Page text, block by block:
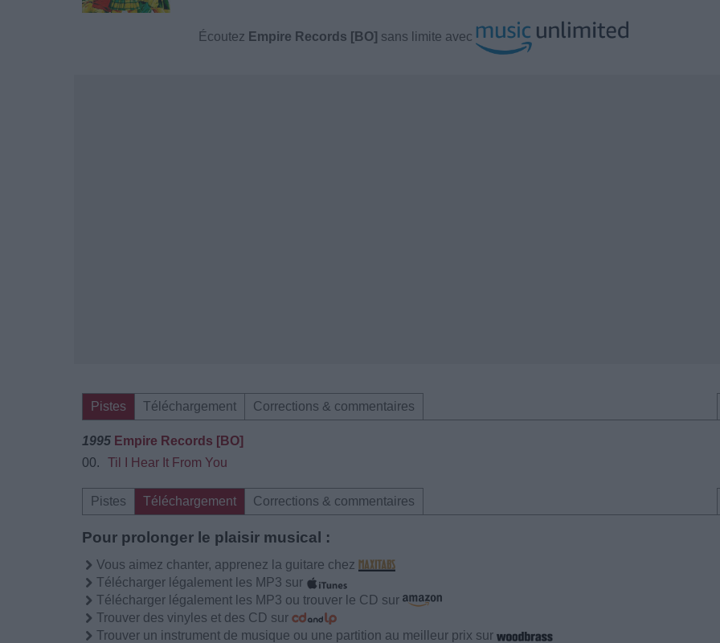
Écoutez Empire Records [BO] sans limite avec
Pistes Téléchargement Corrections & commentaires
1995 Empire Records [BO]
00.
Til I Hear It From You
Pistes Téléchargement Corrections & commentaires
Pour prolonger le plaisir musical :
Vous aimez chanter, apprenez la guitare chez
Télécharger légalement les MP3 sur
Télécharger légalement les MP3 ou trouver le CD sur
Trouver des vinyles et des CD sur
Trouver un instrument de musique ou une partition au meilleur prix sur